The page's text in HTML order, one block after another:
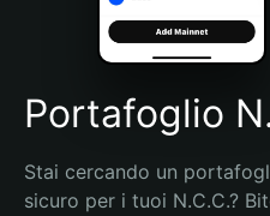
Português (Brasil)
Español (Argentina)
Portafoglio
Stai cercando un
sicuro per i tuoi N.C.C.?